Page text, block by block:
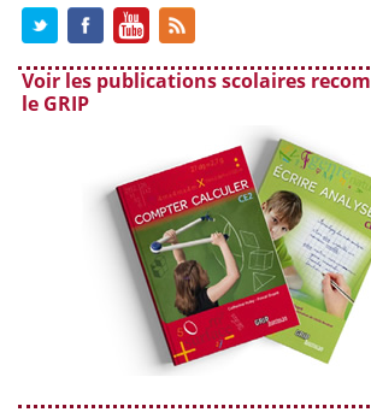
Voir les publications scolaires
le GRIP